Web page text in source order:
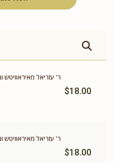
ר' עזריאל מאיראוויטש
$18.00
ר' עזריאל מאיראוויטש
$18.00